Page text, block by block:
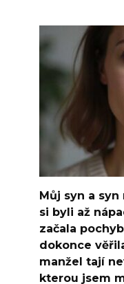
Můj syn a
si byli až
začala
dokonce
manžel tají
kterou jsem